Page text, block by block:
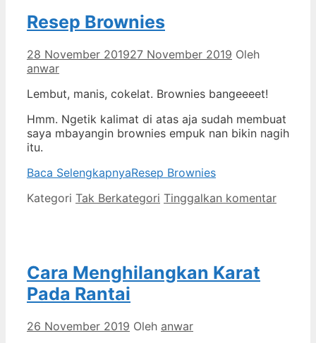
Resep Brownies
28 November 201927 November 2019 Oleh
anwar
Lembut, manis, cokelat. Brownies bangeeeet!
Hmm. Ngetik kalimat di atas aja sudah membuat
saya mbayangin brownies empuk nan bikin nagih
itu.
Baca SelengkapnyaResep Brownies
Kategori Tak Berkategori Tinggalkan komentar
Cara Menghilangkan Karat
Pada Rantai
26 November 2019 Oleh anwar